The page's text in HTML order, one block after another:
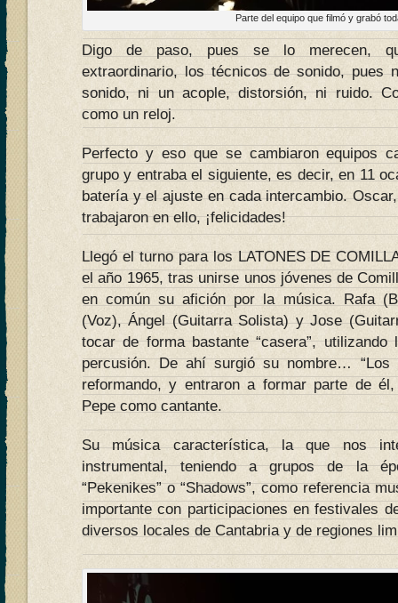
Parte del equipo que filmó y grabó
Digo de paso, pues se lo merecen,
extraordinario, los técnicos de sonido, pues
sonido, ni un acople, distorsión, ni ruido.
como un reloj.
Perfecto y eso que se cambiaron equipos
grupo y entraba el siguiente, es decir, en 11
batería y el ajuste en cada intercambio.
trabajaron en ello, ¡felicidades!
Llegó el turno para los LATONES DE
el año 1965, tras unirse unos jóvenes de
en común su afición por la música. Rafa
(Voz), Ángel (Guitarra Solista) y Jose
tocar de forma bastante “casera”,
percusión. De ahí surgió su nombre… “Los
reformando, y entraron a formar parte de
Pepe como cantante.
Su música característica, la que nos
instrumental, teniendo a grupos de la
“Pekenikes” o “Shadows”, como referencia
importante con participaciones en festivales
diversos locales de Cantabria y de regiones